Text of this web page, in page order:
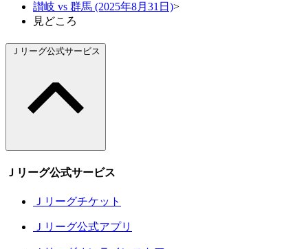
讃岐 vs 群馬 (2025年8月31日)>
見どころ
Ｊリーグ公式サービス
Ｊリーグ公式サービス
Ｊリーグチケット
Ｊリーグ公式アプリ